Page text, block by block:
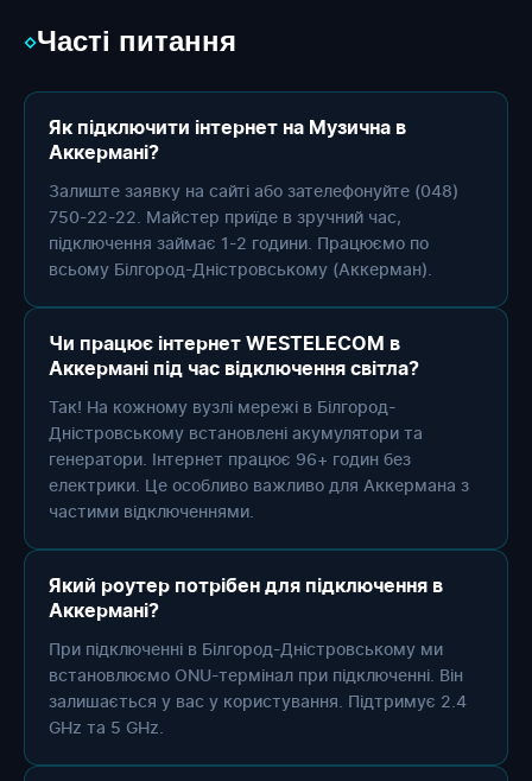
◇Часті питання
Як підключити інтернет на Музична в
Аккермані?
Залиште заявку на сайті або зателефонуйте (048)
750-22-22. Майстер приїде в зручний час,
підключення займає 1-2 години. Працюємо по
всьому Білгород-Дністровському (Аккерман).
Чи працює інтернет WESTELECOM в
Аккермані під час відключення світла?
Так! На кожному вузлі мережі в Білгород-
Дністровському встановлені акумулятори та
генератори. Інтернет працює 96+ годин без
електрики. Це особливо важливо для Аккермана з
частими відключеннями.
Який роутер потрібен для підключення в
Аккермані?
При підключенні в Білгород-Дністровському ми
встановлюємо ONU-термінал при підключенні. Він
залишається у вас у користування. Підтримує 2.4
GHz та 5 GHz.